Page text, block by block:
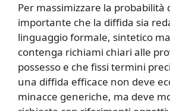
Per massimizzare la probabilità
importante che la diffida sia
linguaggio formale, sintetico
contenga richiami chiari alle
possesso e che fissi termini
una diffida efficace non deve
minacce generiche, ma deve